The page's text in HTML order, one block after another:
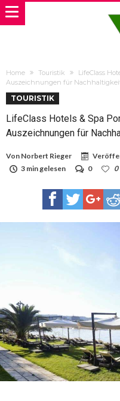
Home Touristik
LifeClass
Auszeichnungen für
TOURISTIK
LifeClass Hotels & Spa
Auszeichnungen für
Von Norbert Rieger
3 min gelesen
0 0